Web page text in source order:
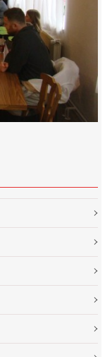
| Nahoru ↑